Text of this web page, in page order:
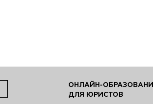
ОНЛАЙН-
ДЛЯ ЮРИСТОВ